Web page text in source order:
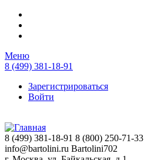
Перейти к основному содержанию
Меню
8 (499) 381-18-91
Зарегистрироваться
Войти
8 (499) 381-18-91 8 (800) 250-71-33
info@bartolini.ru Bartolini702